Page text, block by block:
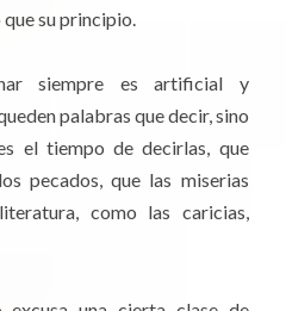
su principio.
siempre es artificial y
palabras que decir, sino
el tiempo de decirlas, que
pecados, que las miserias
como las caricias,